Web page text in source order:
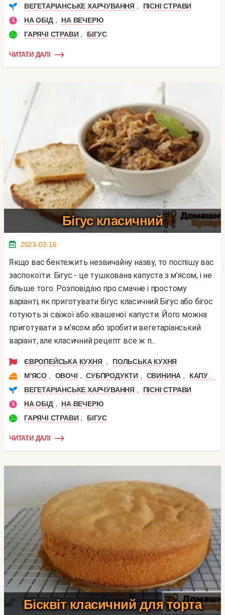
ВЕГЕТАРІАНСЬКЕ ХАРЧУВАННЯ ,
ПІСНІ СТРАВИ
НА ОБІД ,
НА ВЕЧЕРЮ
ГАРЯЧІ СТРАВИ , БІГУС
ЧИТАТИ ДАЛІ
Бігус класичний
2023-02-16
Якщо вас бентежить незвичайну назву, то поспішу вас
заспокоїти. Бігус - це тушкована капуста з м'ясом, і не
більше того. Розповідаю про смачне і простому
варіанті, як приготувати бігус класичний.Бігус або бігос
готують зі свіжої або квашеної капусти. Його можна
приготувати з м'ясом або зробити вегетаріанський
варіант, але класичний рецепт все ж п...
ЄВРОПЕЙСЬКА КУХНЯ ,
ПОЛЬСЬКА КУХНЯ
М'ЯСО , ОВОЧІ , СУБПРОДУКТИ , СВИНИНА , КАПУСТА
ВЕГЕТАРІАНСЬКЕ ХАРЧУВАННЯ ,
ПІСНІ СТРАВИ
НА ОБІД ,
НА ВЕЧЕРЮ
ГАРЯЧІ СТРАВИ , БІГУС
ЧИТАТИ ДАЛІ
Бісквіт класичний для торта